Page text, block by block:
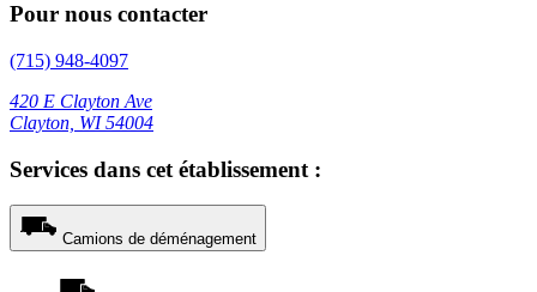
Pour nous contacter
(715) 948-4097
420 E Clayton Ave
Clayton, WI 54004
Services dans cet établissement :
Camions de déménagement